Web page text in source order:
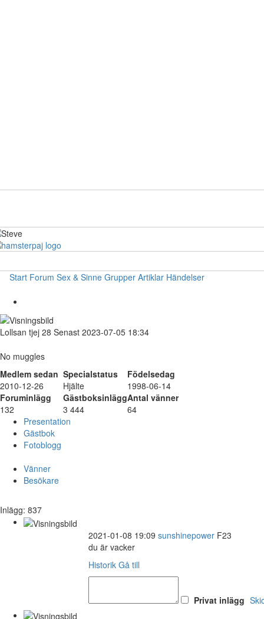
Start Forum Sex & Sinne Grupper Artiklar Händelser
Lollsan tjej 28 Senast 2023-07-05 18:34
No muggles
Medlem sedan Specialstatus
Födelsedag
2010-12-26
Hjälte
1998-06-14
Foruminlägg
GästboksinläggAntal vänner
132
3 444
64
Presentation
Gästbok
Fotoblogg
Vänner
Besökare
Inlägg: 837
2021-01-08 19:09 sunshinepower F23
du är vacker
Historik Gå till
Privat inlägg